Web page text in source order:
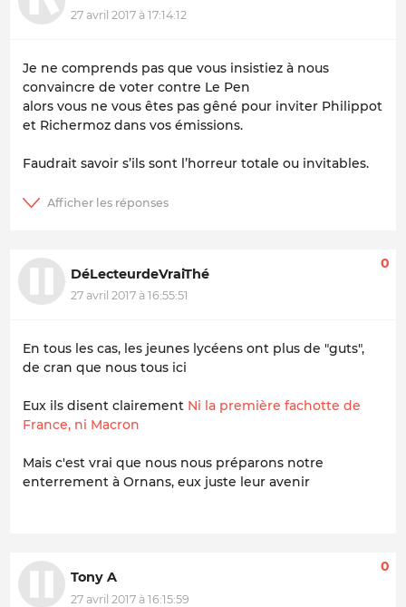
27 avril 2017 à 17:14:12
Je ne comprends pas que vous insistiez à nous
convaincre de voter contre Le Pen
alors vous ne vous êtes pas gêné pour inviter Philippot
et Richermoz dans vos émissions.
Faudrait savoir s’ils sont l’horreur totale ou invitables.
DéLecteurdeVraiThé
27 avril 2017 à 16:55:51
0
En tous les cas, les jeunes lycéens ont plus de "guts",
de cran que nous tous ici
Eux ils disent clairement Ni la première fachotte de
France, ni Macron
Mais c'est vrai que nous nous préparons notre
enterrement à Ornans, eux juste leur avenir
Tony A
27 avril 2017 à 16:15:59
0